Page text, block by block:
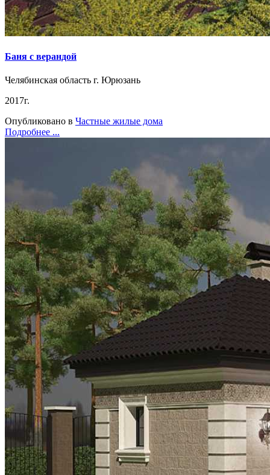
Баня с верандой
Челябинская область г. Юрюзань
2017г.
Опубликовано в Частные жилые дома
Подробнее ...